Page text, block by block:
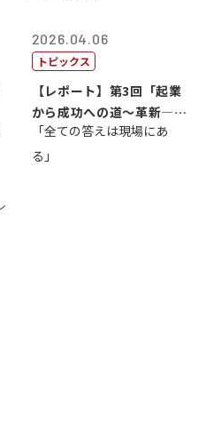
2026.04.06
トピックス
【レポート】第3回「起業
から成功への道～革新―挑
戦の先にある...
「全ての答えは現場にあ
る」